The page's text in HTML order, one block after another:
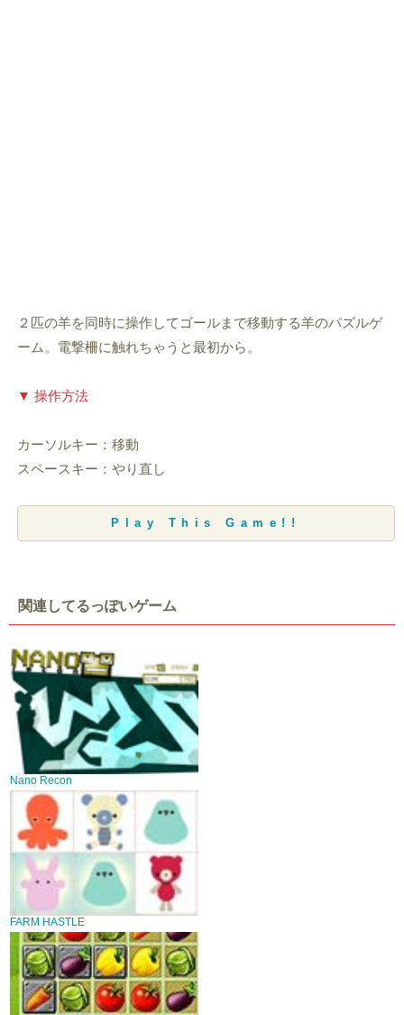
２匹の羊を同時に操作してゴールまで移動する羊のパズルゲ
ーム。電撃柵に触れちゃうと最初から。
▼ 操作方法
カーソルキー：移動
スペースキー：やり直し
Play This Game!!
関連してるっぽいゲーム
Nano Recon
FARM HASTLE